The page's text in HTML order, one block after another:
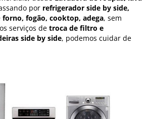
por refrigerador side by side,
forno, fogão, cooktop, adega, sem
serviços de troca de filtro e
side by side, podemos cuidar de